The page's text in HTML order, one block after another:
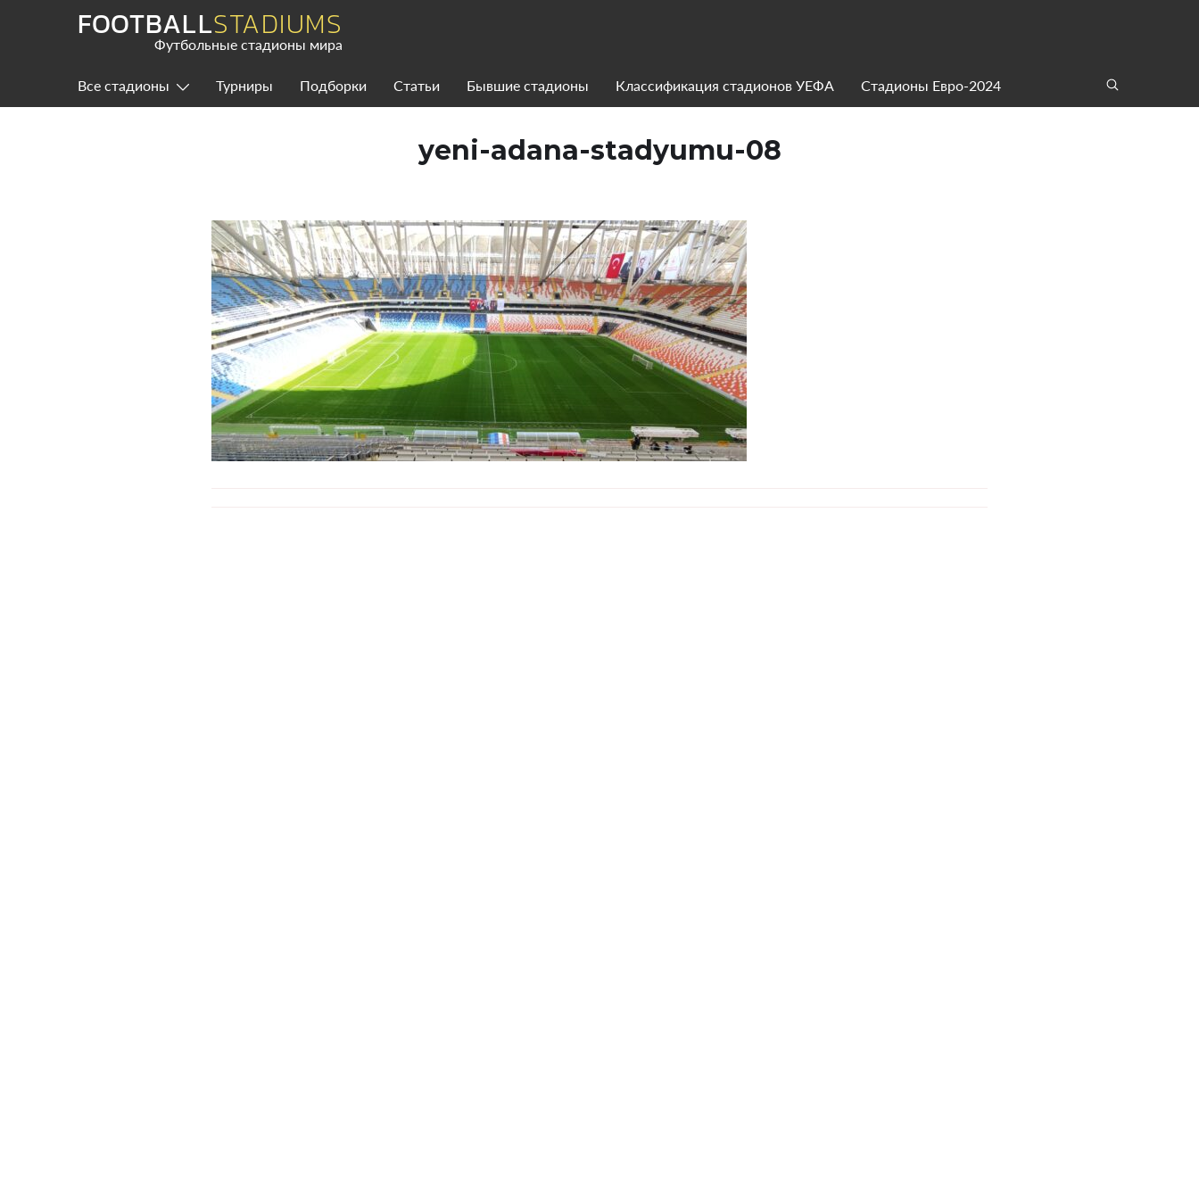
FOOTBALLSTADIUMS
Футбольные стадионы мира
Все стадионы Турниры Подборки Статьи Бывшие стадионы Классификация стадионов УЕФА Стадионы Евро-2024
yeni-adana-stadyumu-08